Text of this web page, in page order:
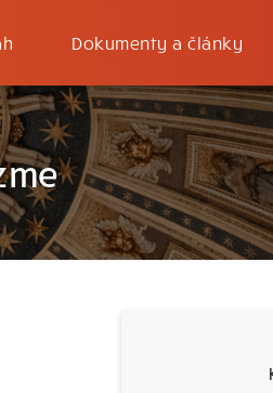
Dokumenty a články